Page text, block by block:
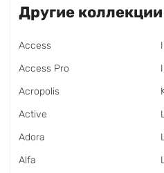
Другие коллекции
Access
Access Pro
Acropolis
Active
Adora
Alfa